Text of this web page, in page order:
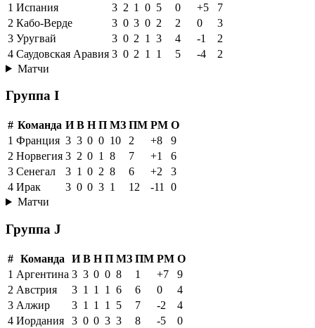
1 Испания 3 2 1 0 5 0 +5
7
2 Кабо-Верде 3 0 3 0 2 2 0
3
3 Уругвай 3 0 2 1 3 4 -1
2
4 Саудовская Аравия 3 0 2 1 1 5 -4
2
Матчи
Группа I
# Команда И В Н П МЗ ПМ РМ О
1 Франция 3 3 0 0 10 2 +8
9
2 Норвегия 3 2 0 1 8 7 +1
6
3 Сенегал 3 1 0 2 8 6 +2
3
4 Ирак 3 0 0 3 1 12 -11
0
Матчи
Группа J
# Команда И В Н П МЗ ПМ РМ О
1 Аргентина 3 3 0 0 8 1 +7
9
2 Австрия 3 1 1 1 6 6 0
4
3 Алжир 3 1 1 1 5 7 -2
4
4 Иордания 3 0 0 3 3 8 -5
0